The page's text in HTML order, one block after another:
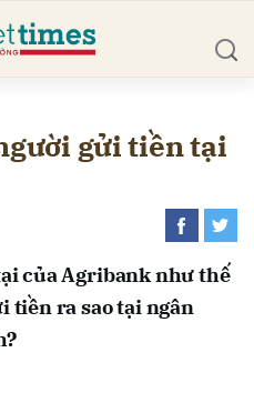
gửi tiền tại
của Agribank như thế
tiền ra sao tại ngân